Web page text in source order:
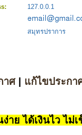
127.0.0.1
สมุทรปราการ
าศ| แก้ไขประกา
าย ได้เงินไว ไม่